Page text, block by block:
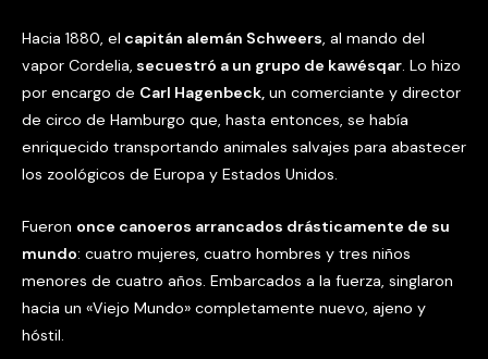
Hacia 1880, el capitán alemán Schweers, al mando del
vapor Cordelia, secuestró a un grupo de kawésqar. Lo hizo
por encargo de Carl Hagenbeck, un comerciante y director
de circo de Hamburgo que, hasta entonces, se había
enriquecido transportando animales salvajes para abastecer
los zoológicos de Europa y Estados Unidos.
Fueron once canoeros arrancados drásticamente de su
mundo: cuatro mujeres, cuatro hombres y tres niños
menores de cuatro años. Embarcados a la fuerza, singlaron
hacia un «Viejo Mundo» completamente nuevo, ajeno y
hóstil.